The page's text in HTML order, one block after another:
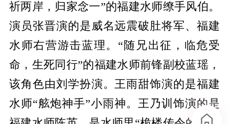
祈两岸，归家念一”的福建水师缭手风伯。
演员张晋演的是威名远震破肚将军、福建
水师右营游击蓝理。“随兄出征，临危受
命，生死同行”的福建水师前锋副校蓝瑶，
该角色由刘学扮演。王雨甜饰演的是福建
水师“舷炮神手”小雨神。王乃训饰演的是